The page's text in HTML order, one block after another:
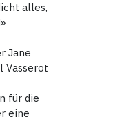
alles,
Jane
Vasserot
für die
eine